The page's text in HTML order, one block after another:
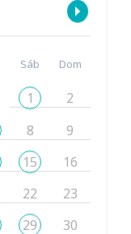
Sáb Dom
1
2
8
9
15
16
22
23
29
30